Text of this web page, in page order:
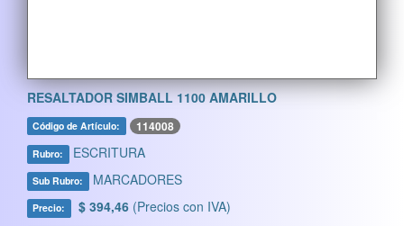
RESALTADOR SIMBALL 1100 AMARILLO
Código de Artículo: 114008
Rubro: ESCRITURA
Sub Rubro: MARCADORES
Precio: $ 394,46 (Precios con IVA)